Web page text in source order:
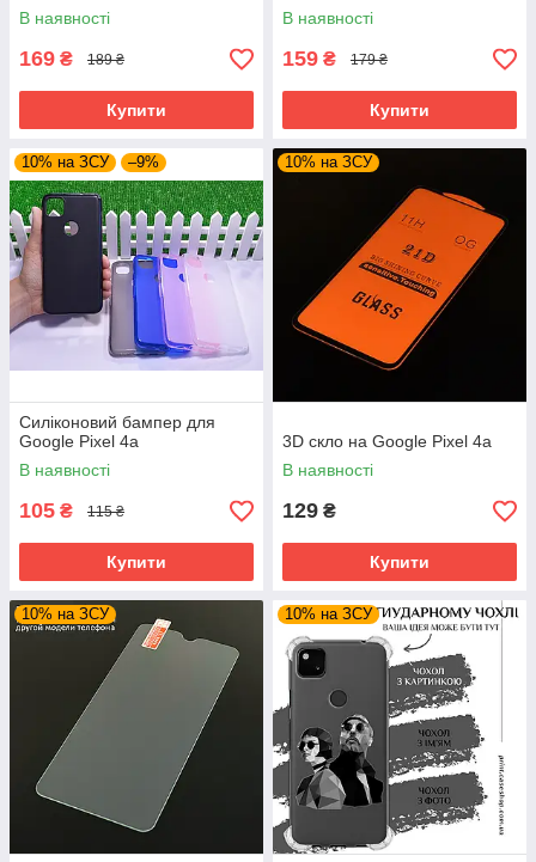
В наявності
169 ₴ 189 ₴
Купити
В наявності
159 ₴ 179 ₴
Купити
10% на ЗСУ –9%
Силіконовий бампер для
Google Pixel 4a
В наявності
105 ₴ 115 ₴
Купити
10% на ЗСУ
3D скло на Google Pixel 4a
В наявності
129 ₴
Купити
10% на ЗСУ 10% на ЗСУ